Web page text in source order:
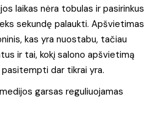
laikas nėra tobulas ir pasirinkus
sekundę palaukti. Apšvietimas
kas yra nuostabu, tačiau
ir tai, kokį salono apšvietimą
pasitempti dar tikrai yra.
garsas reguliuojamas